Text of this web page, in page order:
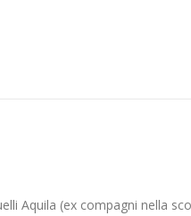
Aquila (ex compagni nella